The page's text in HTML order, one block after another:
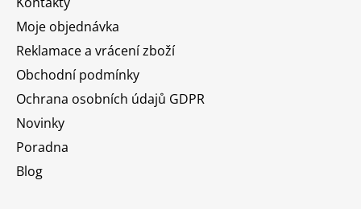
Moje objednávka
Reklamace a vrácení zboží
Obchodní podmínky
Ochrana osobních údajů GDPR
Novinky
Poradna
Blog